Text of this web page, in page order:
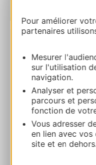
Pour améliorer
partenaires
Mesurer
sur l'utilisation
navigation.
Analyser et
parcours et
fonction de
Vous adresser
en lien avec
site et en
Camping de
Calcola il
06 32 22 77